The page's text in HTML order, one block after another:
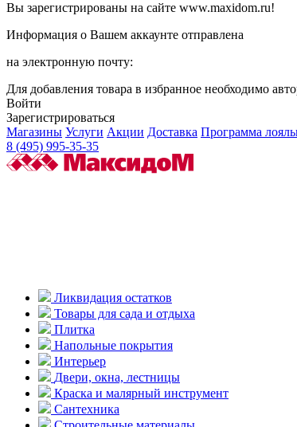
Вы зарегистрированы на сайте www.maxidom.ru!
Информация о Вашем аккаунте отправлена
на электронную почту:
Для добавления товара в избранное необходимо
Войти
Зарегистрироваться
Магазины Услуги Акции Доставка Программа
8 (495) 995-35-35
Ликвидация остатков
Товары для сада и отдыха
Плитка
Напольные покрытия
Интерьер
Двери, окна, лестницы
Краска и малярный инструмент
Сантехника